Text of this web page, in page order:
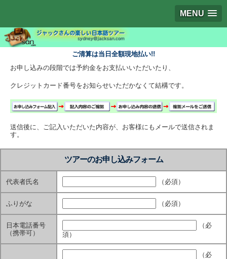
MENU
ご清算は当日全額現地払い!!
お申し込みの段階では予約金をお支払いいただいたり、
クレジットカード番号をお知らせいただかなくて結構です。
送信後に、ご記入いただいた内容が、お客様にもメールで送信されま
す。
ツアーのお申し込みフォーム
代表者氏名 （必須）
ふりがな （必須）
日本電話番号
（携帯可）
（必
須）
（必